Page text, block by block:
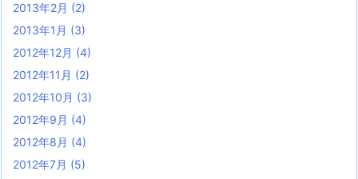
2013年2月 (2)
2013年1月 (3)
2012年12月 (4)
2012年11月 (2)
2012年10月 (3)
2012年9月 (4)
2012年8月 (4)
2012年7月 (5)